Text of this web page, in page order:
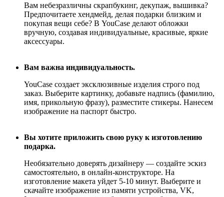
Вам небезразличны скрапбукинг, декупаж, вышивка?
Предпочитаете хендмейд, делая подарки близким и
покупая вещи себе? В YouCase делают обложки
вручную, создавая индивидуальные, красивые, яркие
аксессуары.
Вам важна индивидуальность.
YouCase создает эксклюзивные изделия строго под
заказ. Выберите картинку, добавьте надпись (фамилию,
имя, прикольную фразу), разместите стикеры. Нанесем
изображение на паспорт быстро.
Вы хотите приложить свою руку к изготовлению
подарка.
Необязательно доверять дизайнеру — создайте эскиз
самостоятельно, в онлайн-конструкторе. На
изготовление макета уйдет 5-10 минут. Выберите и
скачайте изображение из памяти устройства, VK,